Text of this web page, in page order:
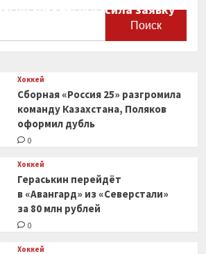
по хоккею огласила заявку
Хоккей
Сборная «Россия 25» разгромила
команду Казахстана, Поляков
оформил дубль
0
Хоккей
Гераськин перейдёт
в «Авангард» из «Северстали»
за 80 млн рублей
0
Хоккей